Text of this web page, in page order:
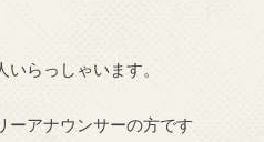
らっしゃいます。
ーアナウンサーの方です